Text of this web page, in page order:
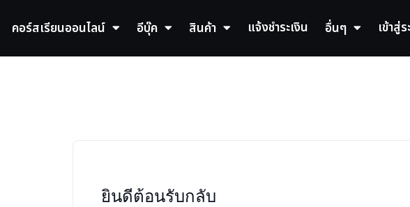
คอร์สเรียนออนไลน์ อีบุ๊ค สินค้า แจ้งชำระเงิน อื่นๆ เข้าสู่
ยินดีต้อนรับกลับ